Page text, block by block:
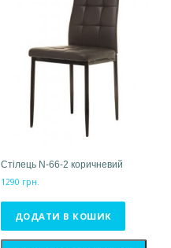
Стілець N-66-2 коричневий
1290 грн.
ДОДАТИ В КОШИК